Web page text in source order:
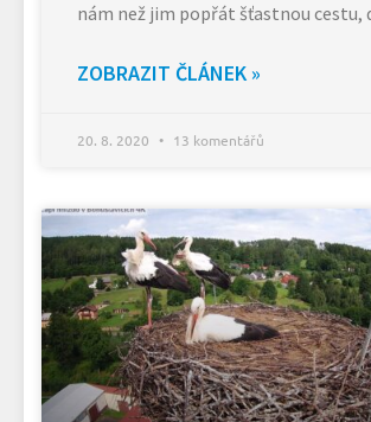
nám než jim popřát šťastnou cestu,
ZOBRAZIT ČLÁNEK »
20. 8. 2020 13 komentářů